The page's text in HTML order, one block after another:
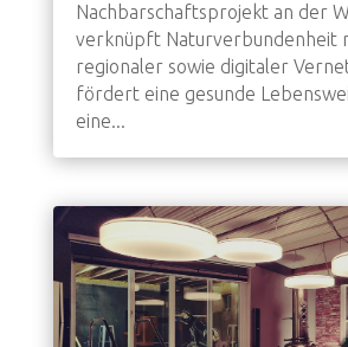
Nachbarschaftsprojekt an der
verknüpft Naturverbundenheit
regionaler sowie digitaler
fördert eine gesunde
eine...